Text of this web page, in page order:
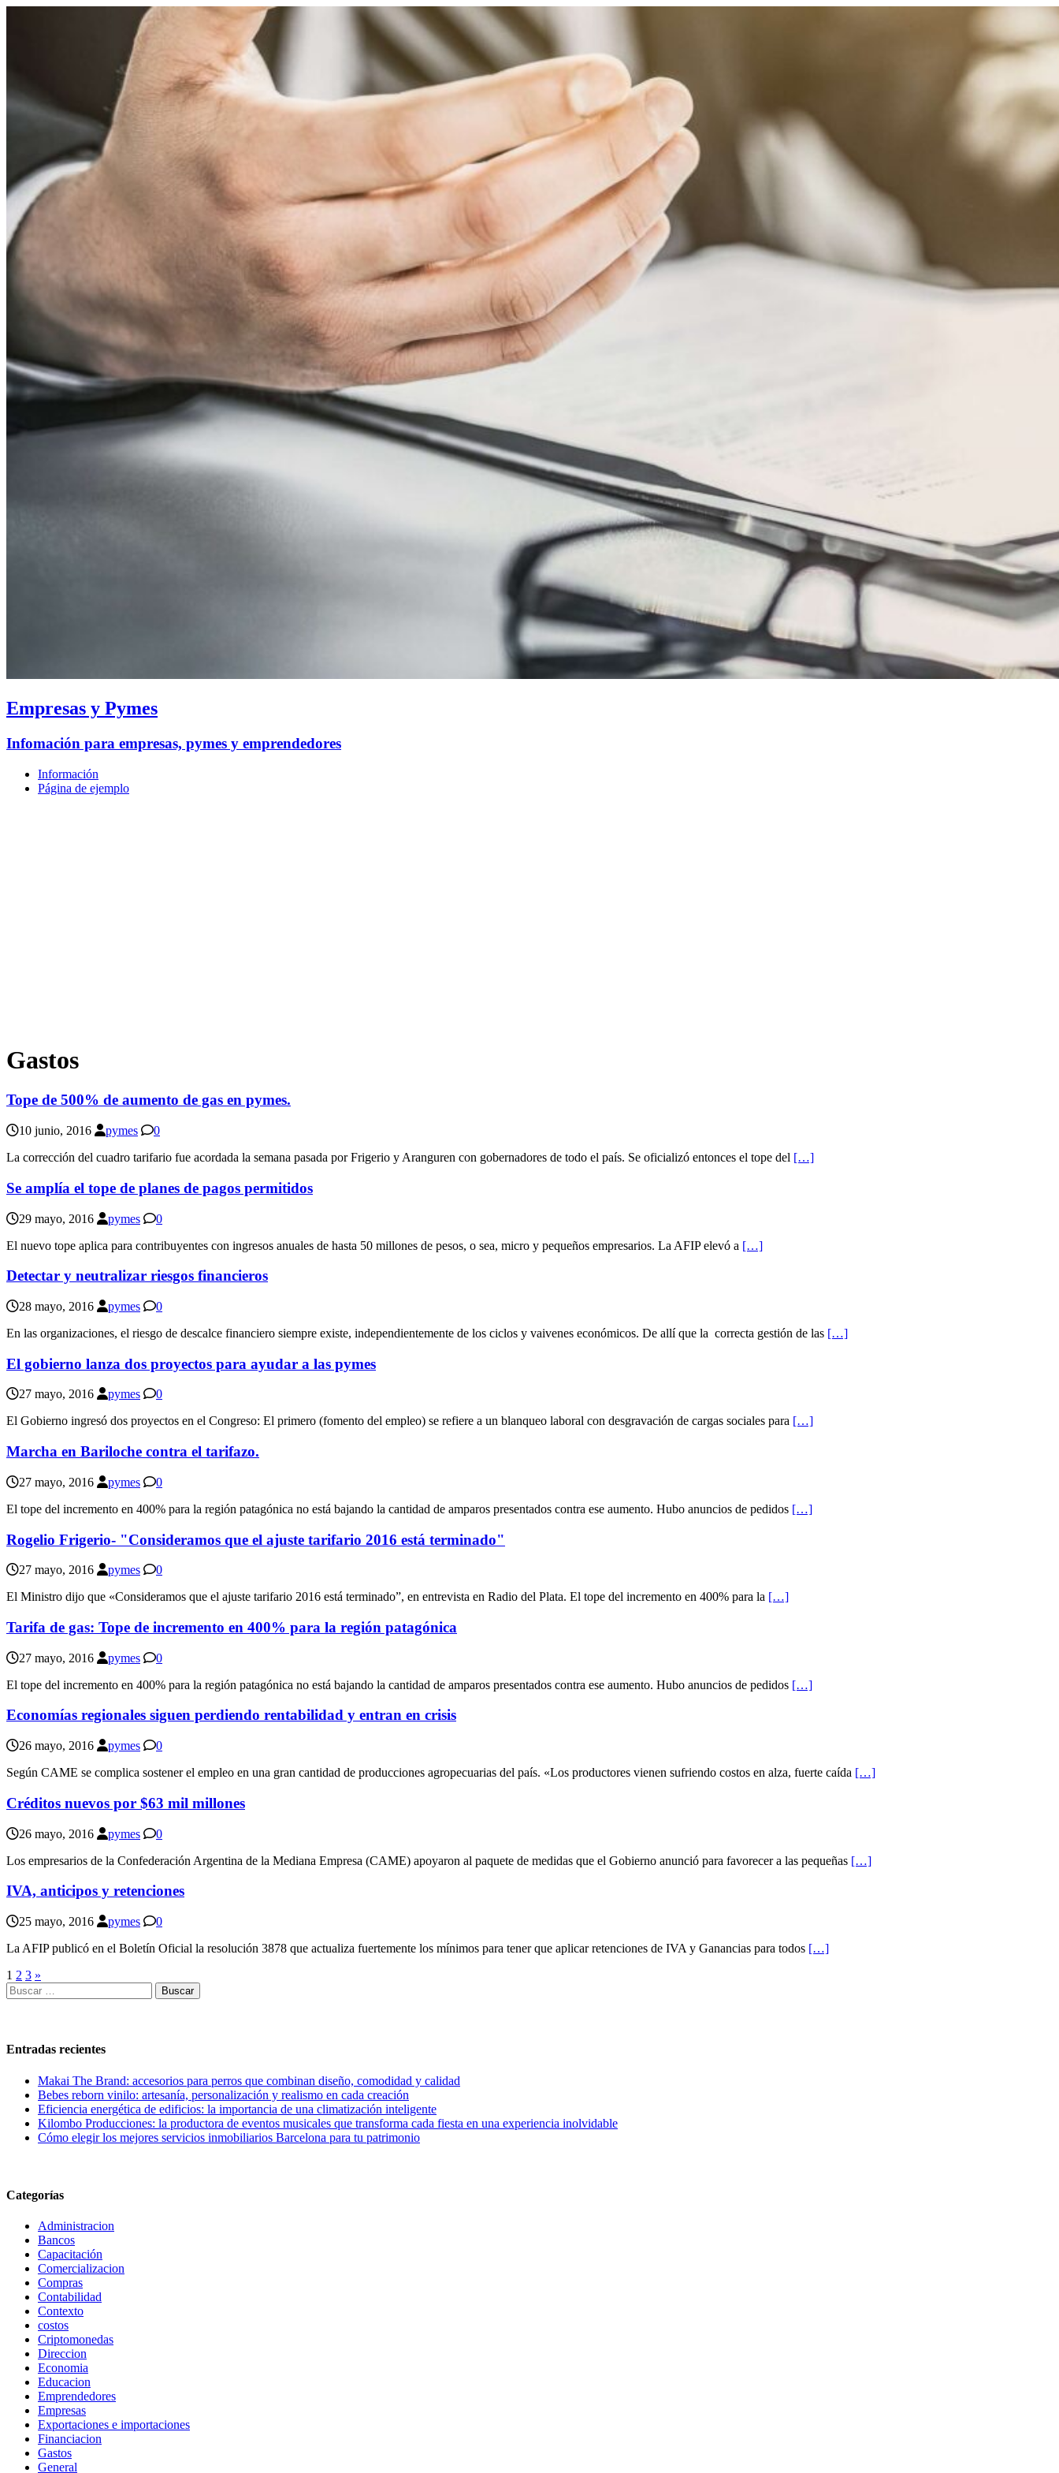
Empresas y Pymes
Infomación para empresas, pymes y emprendedores
Información
Página de ejemplo
Gastos
Tope de 500% de aumento de gas en pymes.
10 junio, 2016 pymes
0
La corrección del cuadro tarifario fue acordada la semana pasada por Frigerio y Aranguren con gobernadores de todo el país. Se oficializó entonces el tope del […]
Se amplía el tope de planes de pagos permitidos
29 mayo, 2016 pymes
0
El nuevo tope aplica para contribuyentes con ingresos anuales de hasta 50 millones de pesos, o sea, micro y pequeños empresarios. La AFIP elevó a […]
Detectar y neutralizar riesgos financieros
28 mayo, 2016 pymes
0
En las organizaciones, el riesgo de descalce financiero siempre existe, independientemente de los ciclos y vaivenes económicos. De allí que la correcta gestión de las […]
El gobierno lanza dos proyectos para ayudar a las pymes
27 mayo, 2016 pymes
0
El Gobierno ingresó dos proyectos en el Congreso: El primero (fomento del empleo) se refiere a un blanqueo laboral con desgravación de cargas sociales para […]
Marcha en Bariloche contra el tarifazo.
27 mayo, 2016 pymes
0
El tope del incremento en 400% para la región patagónica no está bajando la cantidad de amparos presentados contra ese aumento. Hubo anuncios de pedidos […]
Rogelio Frigerio- "Consideramos que el ajuste tarifario 2016 está terminado"
27 mayo, 2016 pymes
0
El Ministro dijo que «Consideramos que el ajuste tarifario 2016 está terminado”, en entrevista en Radio del Plata. El tope del incremento en 400% para la […]
Tarifa de gas: Tope de incremento en 400% para la región patagónica
27 mayo, 2016 pymes
0
El tope del incremento en 400% para la región patagónica no está bajando la cantidad de amparos presentados contra ese aumento. Hubo anuncios de pedidos […]
Economías regionales siguen perdiendo rentabilidad y entran en crisis
26 mayo, 2016 pymes
0
Según CAME se complica sostener el empleo en una gran cantidad de producciones agropecuarias del país. «Los productores vienen sufriendo costos en alza, fuerte caída […]
Créditos nuevos por $63 mil millones
26 mayo, 2016 pymes
0
Los empresarios de la Confederación Argentina de la Mediana Empresa (CAME) apoyaron al paquete de medidas que el Gobierno anunció para favorecer a las pequeñas […]
IVA, anticipos y retenciones
25 mayo, 2016 pymes
0
La AFIP publicó en el Boletín Oficial la resolución 3878 que actualiza fuertemente los mínimos para tener que aplicar retenciones de IVA y Ganancias para todos […]
Paginación
de
1 2 3 »
Buscar:
Entradas recientes
Makai The Brand: accesorios para perros que combinan diseño, comodidad y calidad
Bebes reborn vinilo: artesanía, personalización y realismo en cada creación
Eficiencia energética de edificios: la importancia de una climatización inteligente
Kilombo Producciones: la productora de eventos musicales que transforma cada fiesta en una experiencia inolvidable
Cómo elegir los mejores servicios inmobiliarios Barcelona para tu patrimonio
Categorías
Administracion
Bancos
Capacitación
Comercializacion
Compras
Contabilidad
Contexto
costos
Criptomonedas
Direccion
Economia
Educacion
Emprendedores
Empresas
Exportaciones e importaciones
Financiacion
Gastos
General